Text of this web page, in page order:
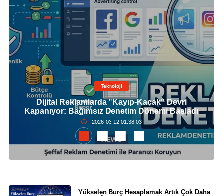
Teknoloji
Dijital Reklamlarda "Kayıp-Kaçak" Devri
Kapanıyor: Bağımsız Denetim Dönemi Başladı
2026-03-12 01:38:03
Yükselen Burç Hesaplamak Artık Çok Daha